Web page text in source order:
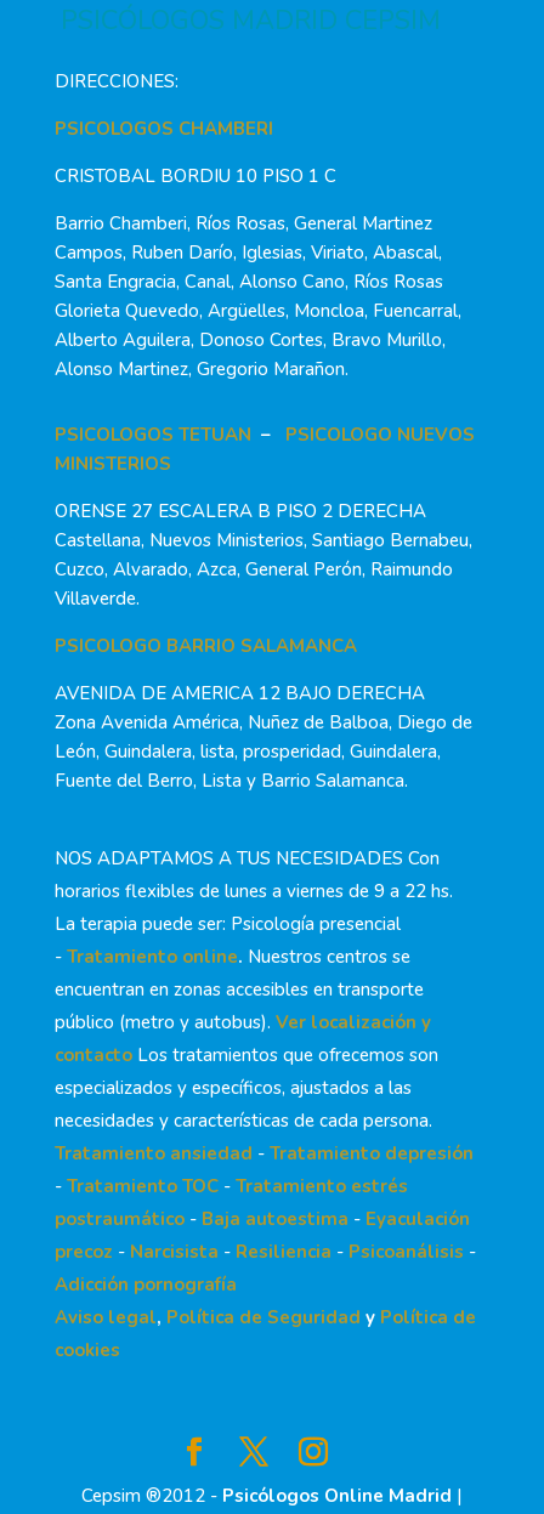
PSICÓLOGOS MADRID CEPSIM
DIRECCIONES:
PSICOLOGOS CHAMBERI
CRISTOBAL BORDIU 10 PISO 1 C
Barrio Chamberi, Ríos Rosas, General Martinez
Campos, Ruben Darío, Iglesias, Viriato, Abascal,
Santa Engracia, Canal, Alonso Cano, Ríos Rosas
Glorieta Quevedo, Argüelles, Moncloa, Fuencarral,
Alberto Aguilera, Donoso Cortes, Bravo Murillo,
Alonso Martinez, Gregorio Marañon.
PSICOLOGOS TETUAN – PSICOLOGO NUEVOS
MINISTERIOS
ORENSE 27 ESCALERA B PISO 2 DERECHA
Castellana, Nuevos Ministerios, Santiago Bernabeu,
Cuzco, Alvarado, Azca, General Perón, Raimundo
Villaverde.
PSICOLOGO BARRIO SALAMANCA
AVENIDA DE AMERICA 12 BAJO DERECHA
Zona Avenida América, Nuñez de Balboa, Diego de
León, Guindalera, lista, prosperidad, Guindalera,
Fuente del Berro, Lista y Barrio Salamanca.
NOS ADAPTAMOS A TUS NECESIDADES Con
horarios flexibles de lunes a viernes de 9 a 22 hs.
La terapia puede ser: Psicología presencial
- Tratamiento online. Nuestros centros se
encuentran en zonas accesibles en transporte
público (metro y autobus). Ver localización y
contactoLos tratamientos que ofrecemos son
especializados y específicos, ajustados a las
necesidades y características de cada persona.
Tratamiento ansiedad - Tratamiento depresión
- Tratamiento TOC- Tratamiento estrés
postraumático- Baja autoestima - Eyaculación
precoz - Narcisista - Resiliencia - Psicoanálisis -
Adicción pornografía
Aviso legal, Política de Seguridad y Política de
cookies
Cepsim ®2012 - Psicólogos Online Madrid |